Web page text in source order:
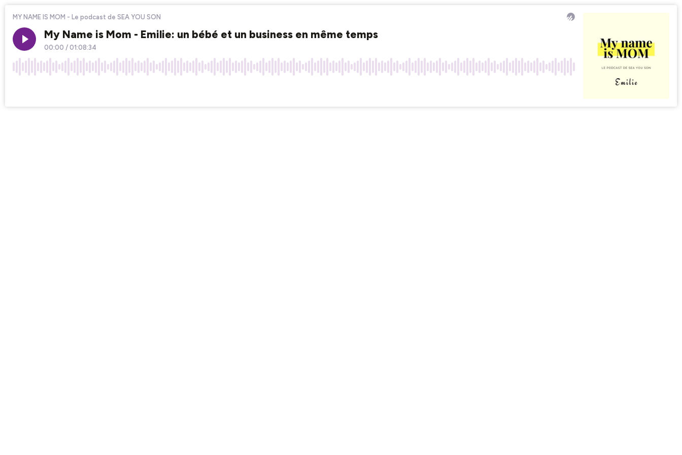
MY NAME IS MOM - Le podcast de SEA YOU SON
My Name is Mom - Emilie: un bébé et un business en même temps
00:00 /01:08:34